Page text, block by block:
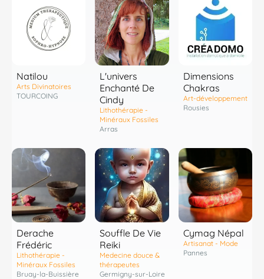
Natilou
Arts Divinatoires
TOURCOING
L'univers
Enchanté De
Cindy
Lithothérapie -
Minéraux Fossiles
Arras
Dimensions
Chakras
Art-développement
Rousies
Derache
Frédéric
Lithothérapie -
Minéraux Fossiles
Bruay-la-Buissière
Souffle De Vie
Reiki
Medecine douce &
thérapeutes
Germigny-sur-Loire
Cymag Népal
Artisanat - Mode
Pannes